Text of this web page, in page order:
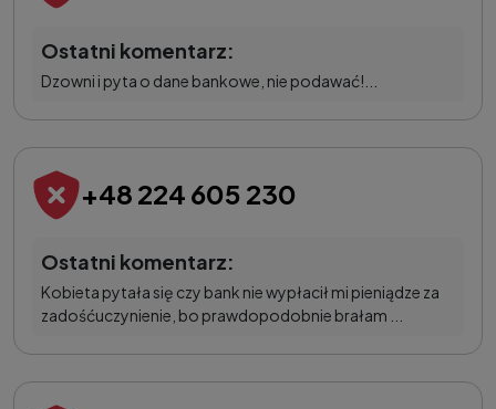
Ostatni komentarz:
Dzowni i pyta o dane bankowe, nie podawać!...
+48 224 605 230
Ostatni komentarz:
Kobieta pytała się czy bank nie wypłacił mi pieniądze za
zadośćuczynienie, bo prawdopodobnie brałam ...